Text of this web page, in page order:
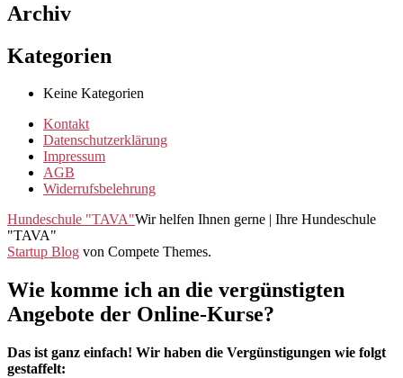
Archiv
Kategorien
Keine Kategorien
Kontakt
Datenschutzerklärung
Impressum
AGB
Widerrufsbelehrung
Hundeschule "TAVA"Wir helfen Ihnen gerne | Ihre Hundeschule
"TAVA"
Startup Blog von Compete Themes.
Wie komme ich an die vergünstigten
Angebote der Online-Kurse?
Das ist ganz einfach! Wir haben die Vergünstigungen wie folgt
gestaffelt: